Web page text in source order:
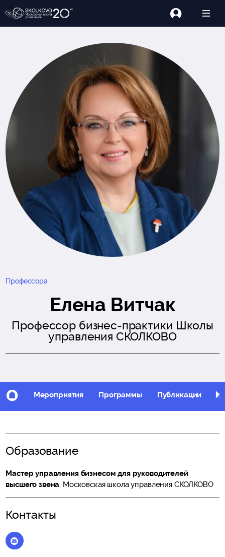
Профессора
Елена Витчак
Профессор бизнес-практики Школы
управления СКОЛКОВО
Мероприятия Программы Публикации
Образование
Мастер управления бизнесом для руководителей
высшего звена , Московская школа управления СКОЛКОВО
Контакты